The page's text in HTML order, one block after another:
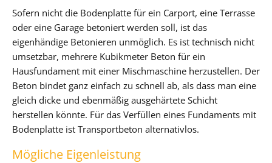
Sofern nicht die Bodenplatte für ein Carport, eine Terrasse
oder eine Garage betoniert werden soll, ist das
eigenhändige Betonieren unmöglich. Es ist technisch nicht
umsetzbar, mehrere Kubikmeter Beton für ein
Hausfundament mit einer Mischmaschine herzustellen. Der
Beton bindet ganz einfach zu schnell ab, als dass man eine
gleich dicke und ebenmäßig ausgehärtete Schicht
herstellen könnte. Für das Verfüllen eines Fundaments mit
Bodenplatte ist Transportbeton alternativlos.
Mögliche Eigenleistung